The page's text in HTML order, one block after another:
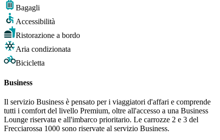
Bagagli
Accessibilità
Ristorazione a bordo
Aria condizionata
Bicicletta
Business
Il servizio Business è pensato per i viaggiatori d'affari e comprende
tutti i comfort del livello Premium, oltre all'accesso a una Business
Lounge riservata e all'imbarco prioritario. Le carrozze 2 e 3 del
Frecciarossa 1000 sono riservate al servizio Business.